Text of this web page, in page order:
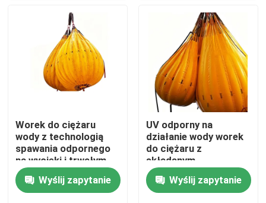
Produkty
O nas
Wycieczka po fabryce
Worek do ciężaru
wody z technologią
spawania odpornego
na wycieki i trwałym
ciężkim materiałem do
regulowanej wagi 1T-
150T
Wyślij zapytanie
UV odporny na
działanie wody worek
do ciężaru z
składanym,
przenośnym
projektem dla
precyzyjnego
Wyślij zapytanie